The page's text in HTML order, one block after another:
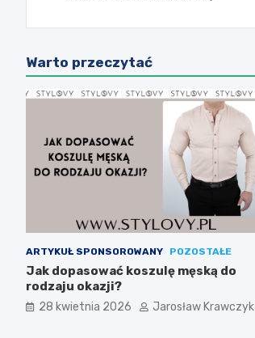
Warto przeczytać
ARTYKUŁ SPONSOROWANY POZOSTAŁE
Jak dopasować koszulę męską do
rodzaju okazji?
28 kwietnia 2026 Jarosław Krawczyk